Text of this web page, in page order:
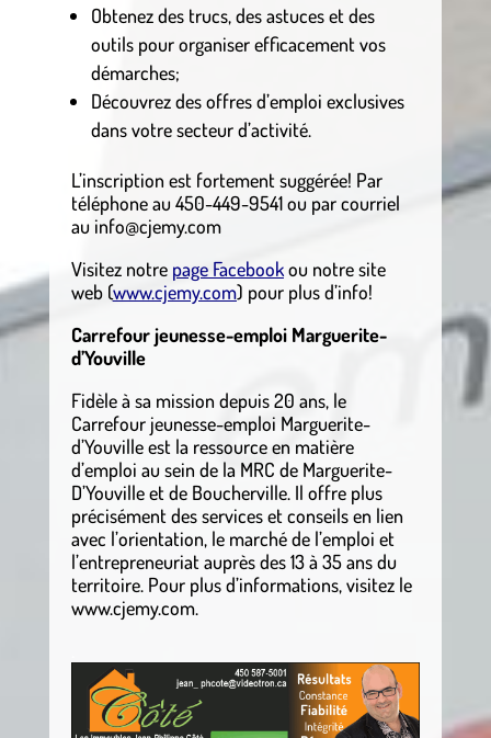
Obtenez des trucs, des astuces et des
outils pour organiser efficacement vos
démarches;
Découvrez des offres d’emploi exclusives
dans votre secteur d’activité.
L’inscription est fortement suggérée! Par
téléphone au 450-449-9541 ou par courriel
au info@cjemy.com
Visitez notre page Facebookou notre site
web (www.cjemy.com) pour plus d’info!
Carrefour jeunesse-emploi Marguerite-
d’Youville
Fidèle à sa mission depuis 20 ans, le
Carrefour jeunesse-emploi Marguerite-
d’Youville est la ressource en matière
d’emploi au sein de la MRC de Marguerite-
D’Youville et de Boucherville. Il offre plus
précisément des services et conseils en lien
avec l’orientation, le marché de l’emploi et
l’entrepreneuriat auprès des 13 à 35 ans du
territoire. Pour plus d’informations, visitez le
www.cjemy.com.